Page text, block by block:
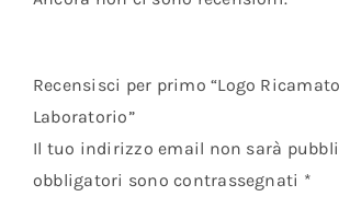
Recensisci per primo “Logo
Laboratorio”
Il tuo indirizzo email non sarà
obbligatori sono contrassegnati *